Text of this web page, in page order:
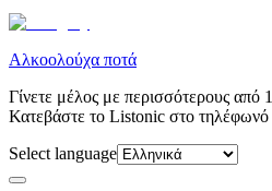
Αλκοολούχα ποτά
Γίνετε μέλος με περισσότερους από
Κατεβάστε το Listonic στο τηλέφωνό
Select language